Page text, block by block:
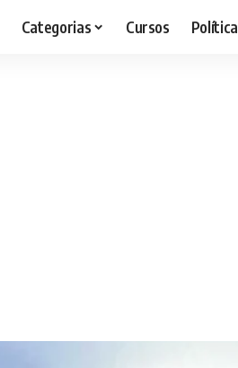
Categorias Cursos Política